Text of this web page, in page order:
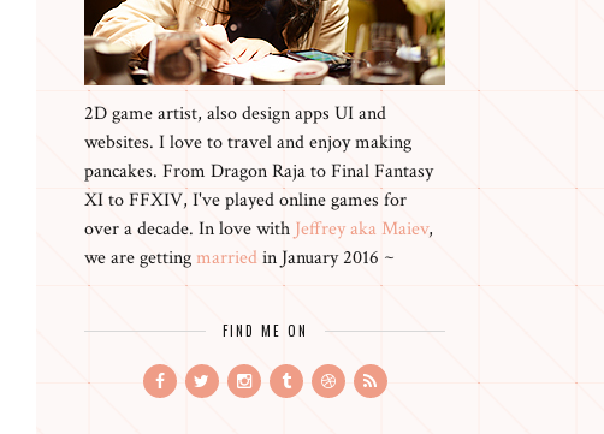
2D game artist, also design apps UI and
websites. I love to travel and enjoy making
pancakes. From Dragon Raja to Final Fantasy
XI to FFXIV, I've played online games for
over a decade. In love with Jeffrey aka Maiev,
we are gettingmarriedin January 2016 ~
FIND ME ON